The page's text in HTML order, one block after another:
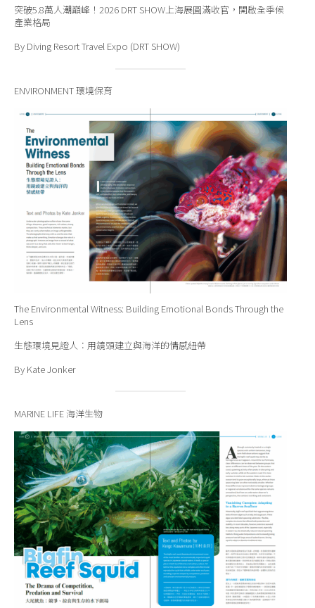
突破5.8萬人潮巔峰！2026 DRT SHOW上海展圓滿收官，開啟全季候
產業格局
By Diving Resort Travel Expo (DRT SHOW)
ENVIRONMENT 環境保育
The Environmental Witness: Building Emotional Bonds Through the
Lens
生態環境見證人：用鏡頭建立與海洋的情感紐帶
By Kate Jonker
MARINE LIFE 海洋生物